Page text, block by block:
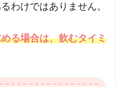
わけではありません。
る場合は、飲むタイミ